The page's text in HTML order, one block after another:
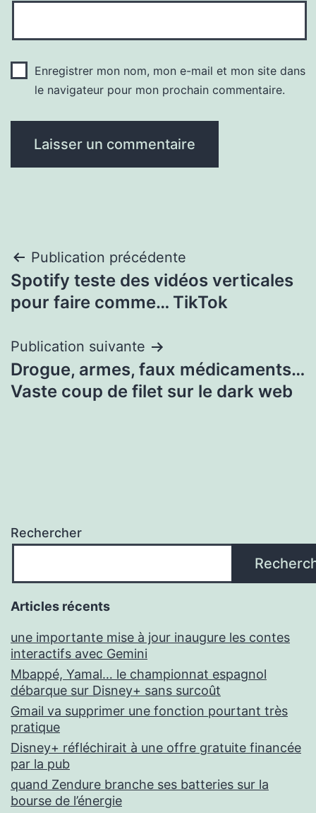
Enregistrer mon nom, mon e-mail et mon site dans
le navigateur pour mon prochain commentaire.
Navigation
de
Publication précédente
Spotify teste des vidéos verticales
pour faire comme… TikTok
Publication suivante
Drogue, armes, faux médicaments…
Vaste coup de filet sur le dark web
Rechercher
Articles récents
une importante mise à jour inaugure les contes
interactifs avec Gemini
Mbappé, Yamal… le championnat espagnol
débarque sur Disney+ sans surcoût
Gmail va supprimer une fonction pourtant très
pratique
Disney+ réfléchirait à une offre gratuite financée
par la pub
quand Zendure branche ses batteries sur la
bourse de l’énergie